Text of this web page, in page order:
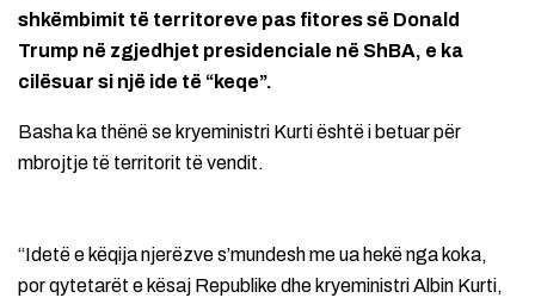
shkëmbimit të territoreve pas fitores së Donald
Trump në zgjedhjet presidenciale në ShBA, e ka
cilësuar si një ide të “keqe”.
Basha ka thënë se kryeministri Kurti është i betuar për
mbrojtje të territorit të vendit.
“Idetë e këqija njerëzve s’mundesh me ua hekë nga koka,
por qytetarët e kësaj Republike dhe kryeministri Albin Kurti,